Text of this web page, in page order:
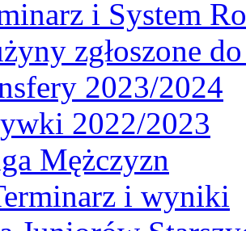
i System
zgłoszone
2023/2024
2022/2023
Mężczyzn
i wyniki